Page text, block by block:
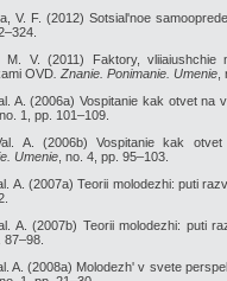
V. F. (2012) Sotsial'noe
M. V. (2011) Faktory,
OVD . Znanie. Ponimanie. Umenie
A. (2006a) Vospitanie kak otvet na
, no. 1, pp. 101–109.
A. (2006b) Vospitanie kak
Umenie , no. 4, pp. 95–103.
A. (2007a) Teorii molodezhi: puti
A. (2007b) Teorii molodezhi: puti
87–98.
A. (2008a) Molodezh' v svete